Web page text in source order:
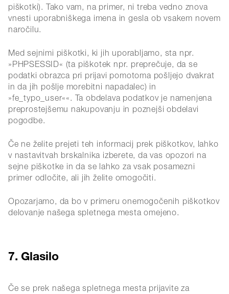
piškotki). Tako vam, na primer, ni treba vedno znova
vnesti uporabniškega imena in gesla ob vsakem novem
naročilu.
Med sejnimi piškotki, ki jih uporabljamo, sta npr.
»PHPSESSID« (ta piškotek npr. preprečuje, da se
podatki obrazca pri prijavi pomotoma pošljejo dvakrat
in da jih pošlje morebitni napadalec) in
»fe_typo_user««. Ta obdelava podatkov je namenjena
preprostejšemu nakupovanju in poznejši obdelavi
pogodbe.
Če ne želite prejeti teh informacij prek piškotkov, lahko
v nastavitvah brskalnika izberete, da vas opozori na
sejne piškotke in da se lahko za vsak posamezni
primer odločite, ali jih želite omogočiti.
Opozarjamo, da bo v primeru onemogočenih piškotkov
delovanje našega spletnega mesta omejeno.
7. Glasilo
Če se prek našega spletnega mesta prijavite za